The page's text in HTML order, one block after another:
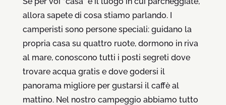
allora sapete di cosa stiamo parlando. I
camperisti sono persone speciali: guidano la
propria casa su quattro ruote, dormono in riva
al mare, conoscono tutti i posti segreti dove
trovare acqua gratis e dove godersi il
panorama migliore per gustarsi il caffè al
mattino. Nel nostro campeggio abbiamo tutto